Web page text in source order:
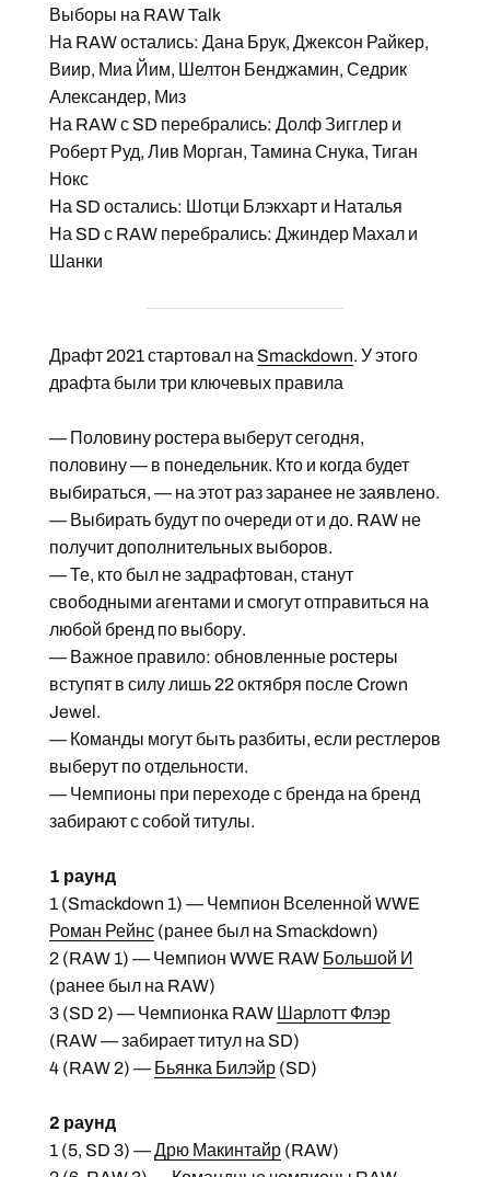
Выборы на RAW Talk
На RAW остались: Дана Брук, Джексон Райкер,
Виир, Миа Йим, Шелтон Бенджамин, Седрик
Александер, Миз
На RAW с SD перебрались: Долф Зигглер и
Роберт Руд, Лив Морган, Тамина Снука, Тиган
Нокс
На SD остались: Шотци Блэкхарт и Наталья
На SD с RAW перебрались: Джиндер Махал и
Шанки
Драфт 2021 стартовал на Smackdown. У этого
драфта были три ключевых правила
— Половину ростера выберут сегодня,
половину — в понедельник. Кто и когда будет
выбираться, — на этот раз заранее не заявлено.
— Выбирать будут по очереди от и до. RAW не
получит дополнительных выборов.
— Те, кто был не задрафтован, станут
свободными агентами и смогут отправиться на
любой бренд по выбору.
— Важное правило: обновленные ростеры
вступят в силу лишь 22 октября после Crown
Jewel.
— Команды могут быть разбиты, если рестлеров
выберут по отдельности.
— Чемпионы при переходе с бренда на бренд
забирают с собой титулы.
1 раунд
1 (Smackdown 1) — Чемпион Вселенной WWE
Роман Рейнс(ранее был на Smackdown)
2 (RAW 1) — Чемпион WWE RAW Большой И
(ранее был на RAW)
3 (SD 2) — Чемпионка RAW Шарлотт Флэр
(RAW — забирает титул на SD)
4 (RAW 2) — Бьянка Билэйр(SD)
2 раунд
1 (5, SD 3) —Дрю Макинтайр(RAW)